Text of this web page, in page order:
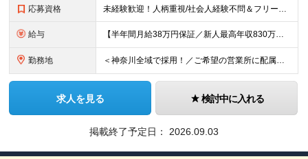
応募資格 未経験歓迎！人柄重視/社会人経験不問＆フリーターもOK ■普通自動車免許（AT限定可）を取得して1年以上経過している方 ※前職・学歴・ブランク・転職回数などは一切不問です。 <2種免許取得代は全額
給与 【半年間月給38万円保証／新人最高年収830万円／賞与年2回／給料控除を100%撤廃】 6ヶ月間、月給38万円保証＋歩合給＋賞与年2回（川崎／保土ヶ谷／戸塚） ◆保証額を超える売上時は上乗せした給与
勤務地 ＜神奈川全域で採用！／ご希望の営業所に配属＞ ◎転居を伴う転勤なし！ ◎U・Iターン歓迎！ ◎マイカー通勤OK（駐車場完備） 神奈川全域に6拠点（★希望の営業所に配属） ■本社：横浜市戸塚区名瀬町1
求人を見る 検討中に入れる
掲載終了予定日： 2026.09.03